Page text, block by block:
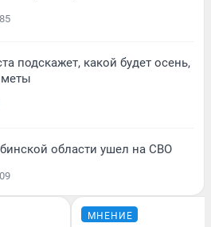
подскажет, какой будет осень,
области ушел на СВО
МНЕНИЕ